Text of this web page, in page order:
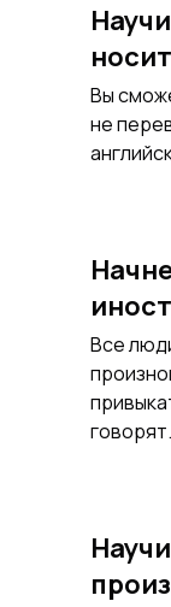
Вы
не
Все
говорят.